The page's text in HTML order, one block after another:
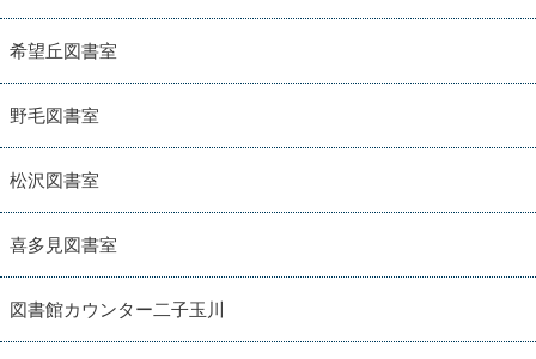
希望丘図書室
野毛図書室
松沢図書室
喜多見図書室
図書館カウンター二子玉川